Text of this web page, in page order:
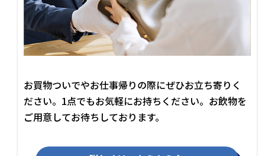
お買物ついでやお仕事帰りの際にぜひお立ち寄りく
ださい。1点でもお気軽にお持ちください。お飲物を
ご用意してお待ちしております。